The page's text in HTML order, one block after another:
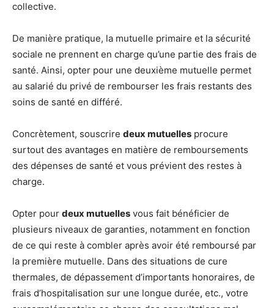
collective.
De manière pratique, la mutuelle primaire et la sécurité
sociale ne prennent en charge qu’une partie des frais de
santé. Ainsi, opter pour une deuxième mutuelle permet
au salarié du privé de rembourser les frais restants des
soins de santé en différé.
Concrètement, souscrire deux mutuelles procure
surtout des avantages en matière de remboursements
des dépenses de santé et vous prévient des restes à
charge.
Opter pour deux mutuelles vous fait bénéficier de
plusieurs niveaux de garanties, notamment en fonction
de ce qui reste à combler après avoir été remboursé par
la première mutuelle. Dans des situations de cure
thermales, de dépassement d’importants honoraires, de
frais d’hospitalisation sur une longue durée, etc., votre